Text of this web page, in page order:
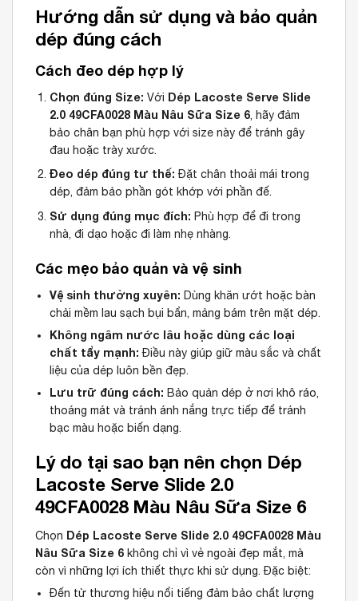
Hướng dẫn sử dụng và bảo quản
dép đúng cách
Cách đeo dép hợp lý
Chọn đúng Size: Với Dép Lacoste Serve Slide
2.0 49CFA0028 Màu Nâu Sữa Size 6, hãy đảm
bảo chân bạn phù hợp với size này để tránh gây
đau hoặc trày xước.
Đeo dép đúng tư thế: Đặt chân thoải mái trong
dép, đảm bảo phần gót khớp với phần đế.
Sử dụng đúng mục đích: Phù hợp để đi trong
nhà, đi dạo hoặc đi làm nhẹ nhàng.
Các mẹo bảo quản và vệ sinh
Vệ sinh thường xuyên: Dùng khăn ướt hoặc bàn
chải mềm lau sạch bụi bẩn, mảng bám trên mặt dép.
Không ngâm nước lâu hoặc dùng các loại
chất tẩy mạnh: Điều này giúp giữ màu sắc và chất
liệu của dép luôn bền đẹp.
Lưu trữ đúng cách: Bảo quản dép ở nơi khô ráo,
thoáng mát và tránh ánh nắng trực tiếp để tránh
bạc màu hoặc biến dạng.
Lý do tại sao bạn nên chọn Dép
Lacoste Serve Slide 2.0
49CFA0028 Màu Nâu Sữa Size 6
Chọn Dép Lacoste Serve Slide 2.0 49CFA0028 Màu
Nâu Sữa Size 6 không chỉ vì vẻ ngoài đẹp mắt, mà
còn vì những lợi ích thiết thực khi sử dụng. Đặc biệt:
Đến từ thương hiệu nổi tiếng đảm bảo chất lượng